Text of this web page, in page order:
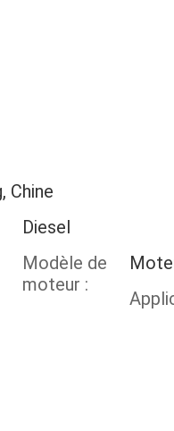
Chine
Diesel
Modèle de
moteur :